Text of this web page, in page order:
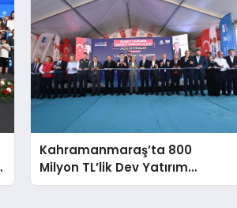
Kahramanmaraş’ta 800
Milyon TL’lik Dev Yatırım
Hizmete Girdi